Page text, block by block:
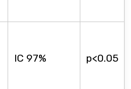
IC 97% p<0.05